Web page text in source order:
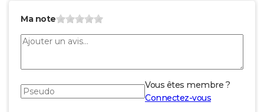
Ma note
Vous êtes membre ?
Connectez-vous